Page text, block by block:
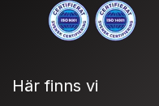
Här finns vi